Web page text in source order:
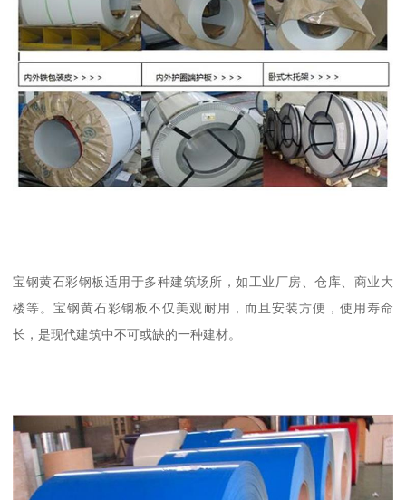
宝钢黄石彩钢板适用于多种建筑场所，如工业厂房、仓库、商业大
楼等。宝钢黄石彩钢板不仅美观耐用，而且安装方便，使用寿命
长，是现代建筑中不可或缺的一种建材。